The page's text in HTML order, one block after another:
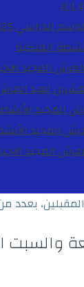
الملكية
المجيد
لعيد
المجيد
المجيد
بعدد
والسبت